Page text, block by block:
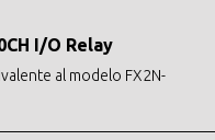
I/O Relay
al modelo FX2N-